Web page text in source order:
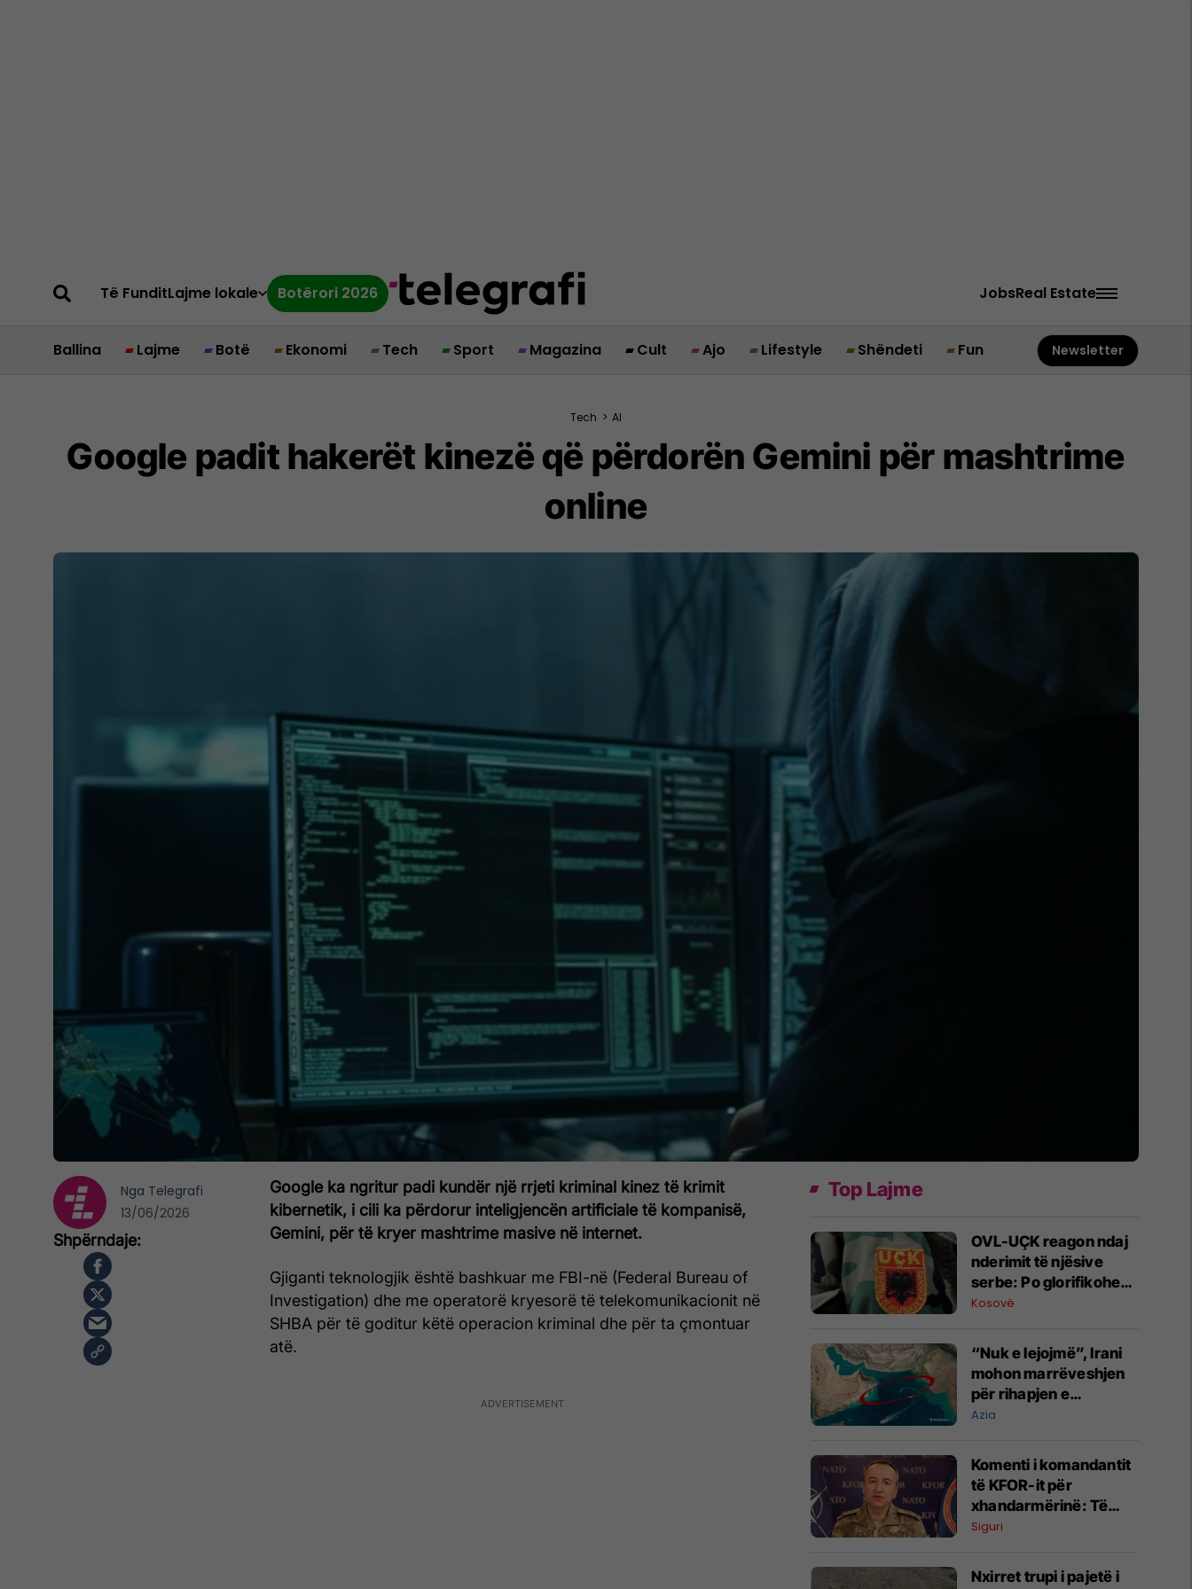
Të FunditLajme lokale Botërori 2026 JobsReal Estate
Ballina Lajme Botë Ekonomi Tech Sport Magazina Cult Ajo Lifestyle Shëndeti Fun Newsletter
Tech > AI
Google padit hakerët kinezë që përdorën Gemini për mashtrime
online
Google ka ngritur padi kundër një rrjeti kriminal kinez të krimit
kibernetik, i cili ka përdorur inteligjencën artificiale të kompanisë,
Gemini, për të kryer mashtrime masive në internet.
Gjiganti teknologjik është bashkuar me FBI-në (Federal Bureau of
Investigation) dhe me operatorë kryesorë të telekomunikacionit në
SHBA për të goditur këtë operacion kriminal dhe për ta çmontuar
atë.
Nga Telegrafi
13/06/2026
Top Lajme
OVL-UÇK reagon ndaj
nderimit të njësive
serbe: Po glorifikohen
mohuesit e krimeve të
Kosovë
“Nuk e lejojmë”, Irani
mohon marrëveshjen
për rihapjen e
Ngushticës së
Azia
Komenti i komandantit
të KFOR-it për
xhandarmërinë: Të
shmanget dyfishimi i
Siguri
Nxirret trupi i pajetë i